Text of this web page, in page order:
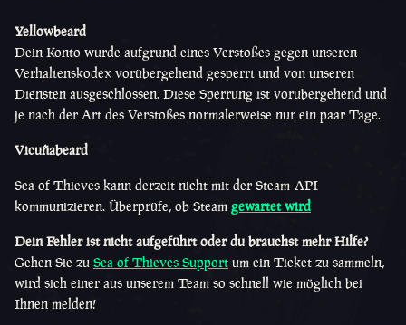
Yellowbeard
Dein Konto wurde aufgrund eines Verstoßes gegen unseren
Verhaltenskodex vorübergehend gesperrt und von unseren
Diensten ausgeschlossen. Diese Sperrung ist vorübergehend und
je nach der Art des Verstoßes normalerweise nur ein paar Tage.
Vicuñabeard
Sea of Thieves kann derzeit nicht mit der Steam-API
kommunizieren. Überprüfe, ob Steam gewartet wird
Dein Fehler ist nicht aufgeführt oder du brauchst mehr Hilfe?
Gehen Sie zu Sea of Thieves Support um ein Ticket zu sammeln,
wird sich einer aus unserem Team so schnell wie möglich bei
Ihnen melden!